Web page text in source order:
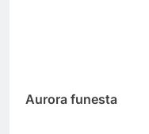
Aurora funesta